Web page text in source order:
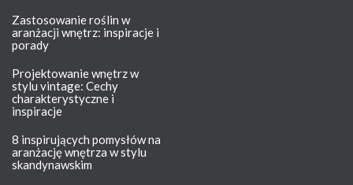
Zastosowanie roślin w
aranżacji wnętrz: inspiracje i
porady
Projektowanie wnętrz w
stylu vintage: Cechy
charakterystyczne i
inspiracje
8 inspirujących pomysłów na
aranżację wnętrza w stylu
skandynawskim